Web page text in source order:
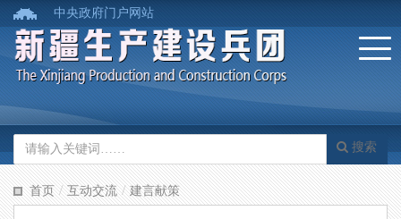
中央政府门户网站
搜索
首页 / 互动交流 / 建言献策